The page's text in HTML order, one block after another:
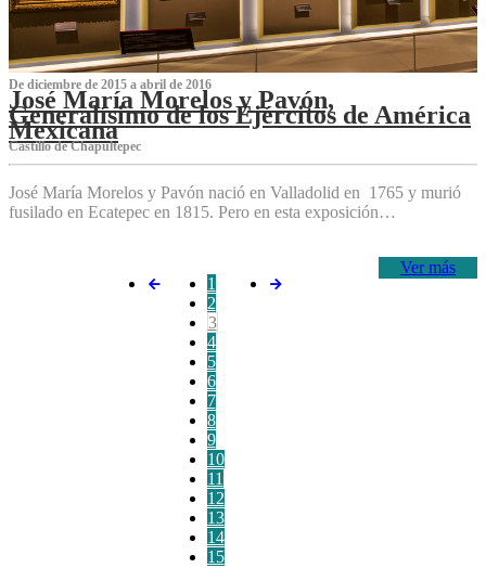
De diciembre de 2015 a abril de 2016
José María Morelos y Pavón,
Generalísimo de los Ejércitos de América
Mexicana
C‌astillo de Chapultepec
José María Morelos y Pavón nació en Valladolid en 1765 y murió
fusilado en Ecatepec en 1815. Pero en esta exposición…
Ver más
1
2
3
4
5
6
7
8
9
10
11
12
13
14
15